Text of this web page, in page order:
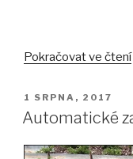
Pokračovat ve čtení
i
PUBLIKOVÁNO
1 SRPNA, 2017
Automatické